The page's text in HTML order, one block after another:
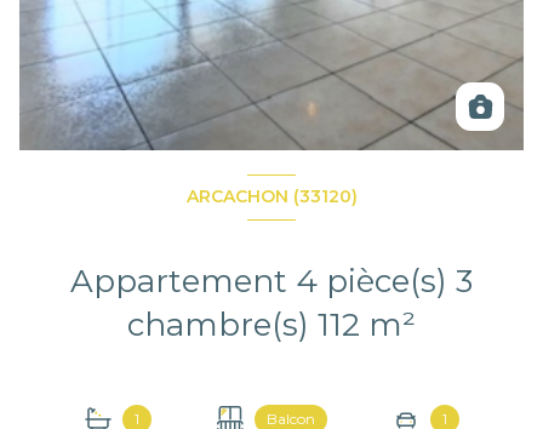
ARCACHON (33120)
Appartement 4 pièce(s) 3
chambre(s) 112 m²
1 Balcon 1